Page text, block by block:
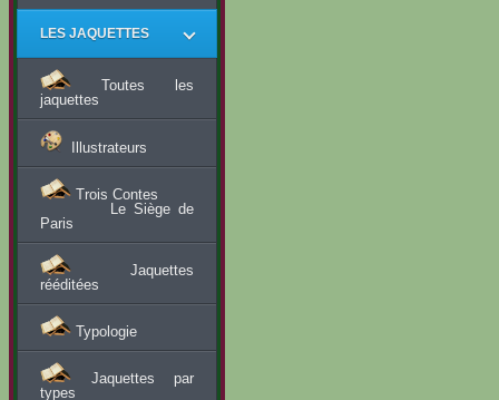
LES JAQUETTES
Toutes les
jaquettes
Illustrateurs
Trois Contes
Le Siège de
Paris
Jaquettes
rééditées
Typologie
Jaquettes par
types